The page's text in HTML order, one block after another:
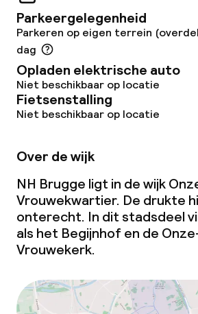
Beleid
Kleine huisdieren
dan de 5 kg)
Parkeergelegenheid
Parkeren op eigen terrein
dag
Opladen elektrische auto
Niet beschikbaar op locatie
Fietsenstalling
Niet beschikbaar op locatie
Over de wijk
NH Brugge ligt in de wijk
Vrouwekwartier. De drukte
onterecht. In dit stadsdeel
als het Begijnhof en de
Vrouwekerk.